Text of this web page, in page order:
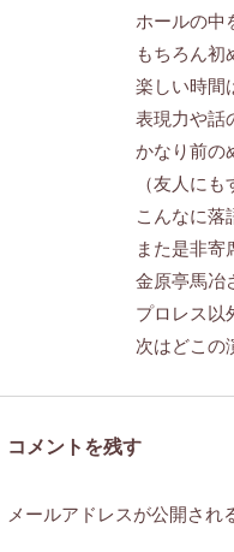
ホールの中
もちろん初
楽しい時間
表現力や話
かなり前の
（友人に
こんなに落
また是非寄
金原亭馬冶
プロレス以
次はどこの
コメントを残す
メールアドレスが公開され